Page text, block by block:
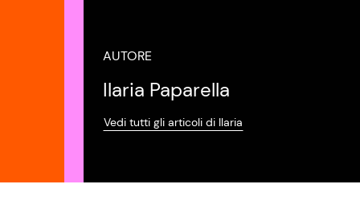
AUTORE
Ilaria Paparella
Vedi tutti gli articoli di Ilaria